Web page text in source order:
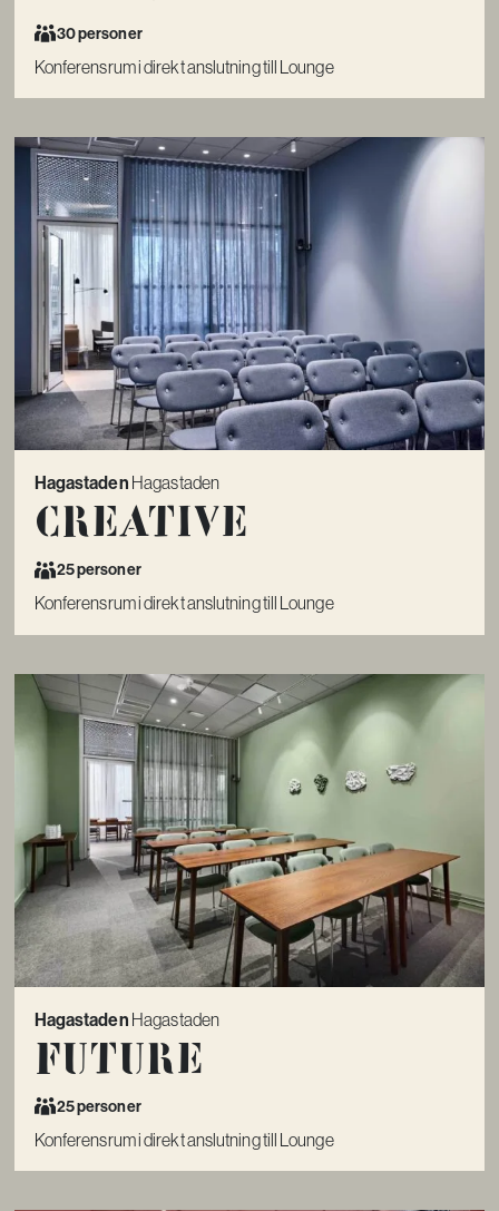
30 personer
Konferensrum i direkt anslutning till Lounge
Hagastaden Hagastaden
Creative
25 personer
Konferensrum i direkt anslutning till Lounge
Hagastaden Hagastaden
Future
25 personer
Konferensrum i direkt anslutning till Lounge